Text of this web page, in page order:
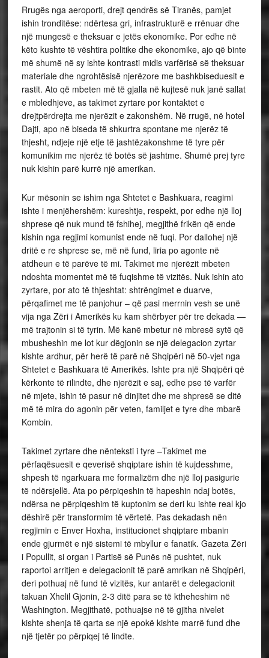
Rrugës nga aeroporti, drejt qendrës së Tiranës, pamjet
ishin tronditëse: ndërtesa gri, infrastrukturë e rrënuar dhe
një mungesë e theksuar e jetës ekonomike. Por edhe në
këto kushte të vështira politike dhe ekonomike, ajo që binte
më shumë në sy ishte kontrasti midis varfërisë së theksuar
materiale dhe ngrohtësisë njerëzore me bashkbiseduesit e
rastit. Ato që mbeten më të gjalla në kujtesë nuk janë sallat
e mbledhjeve, as takimet zyrtare por kontaktet e
drejtpërdrejta me njerëzit e zakonshëm. Në rrugë, në hotel
Dajti, apo në biseda të shkurtra spontane me njerëz të
thjesht, ndjeje një etje të jashtëzakonshme të tyre për
komunikim me njerëz të botës së jashtme. Shumë prej tyre
nuk kishin parë kurrë një amerikan.
Kur mësonin se ishim nga Shtetet e Bashkuara, reagimi
ishte i menjëhershëm: kureshtje, respekt, por edhe një lloj
shprese që nuk mund të fshihej, megjithë frikën që ende
kishin nga regjimi komunist ende në fuqi. Por dallohej një
dritë e re shprese se, më në fund, liria po agonte në
atdheun e të parëve të mi. Takimet me njerëzit mbeten
ndoshta momentet më të fuqishme të vizitës. Nuk ishin ato
zyrtare, por ato të thjeshtat: shtrëngimet e duarve,
përqafimet me të panjohur – që pasi merrnin vesh se unë
vija nga Zëri i Amerikës ku kam shërbyer për tre dekada —
më trajtonin si të tyrin. Më kanë mbetur në mbresë sytë që
mbusheshin me lot kur dëgjonin se një delegacion zyrtar
kishte ardhur, për herë të parë në Shqipëri në 50-vjet nga
Shtetet e Bashkuara të Amerikës. Ishte pra një Shqipëri që
kërkonte të rilindte, dhe njerëzit e saj, edhe pse të varfër
në mjete, ishin të pasur në dinjitet dhe me shpresë se ditë
më të mira do agonin për veten, familjet e tyre dhe mbarë
Kombin.
Takimet zyrtare dhe nënteksti i tyre –Takimet me
përfaqësuesit e qeverisë shqiptare ishin të kujdesshme,
shpesh të ngarkuara me formalizëm dhe një lloj pasigurie
të ndërsjellë. Ata po përpiqeshin të hapeshin ndaj botës,
ndërsa ne përpiqeshim të kuptonim se deri ku ishte real kjo
dëshirë për transformim të vërtetë. Pas dekadash nën
regjimin e Enver Hoxha, institucionet shqiptare mbanin
ende gjurmët e një sistemi të mbyllur e fanatik. Gazeta Zëri
i Popullit, si organ i Partisë së Punës në pushtet, nuk
raportoi arritjen e delegacionit të parë amrikan në Shqipëri,
deri pothuaj në fund të vizitës, kur antarët e delegacionit
takuan Xhelil Gjonin, 2-3 ditë para se të ktheheshim në
Washington. Megjithatë, pothuajse në të gjitha nivelet
kishte shenja të qarta se një epokë kishte marrë fund dhe
një tjetër po përpiqej të lindte.